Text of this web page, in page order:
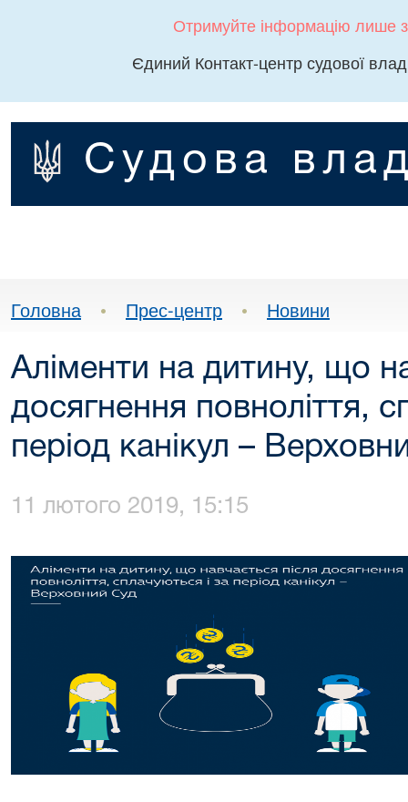
Отримуйте інформацію лише
Єдиний Контакт-центр судової
Судова
Головна • Прес-центр • Новини
Аліменти на дитину, що
досягнення повноліття,
період канікул –
11 лютого 2019, 15:15